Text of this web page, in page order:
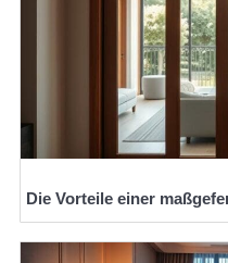
Die Vorteile einer